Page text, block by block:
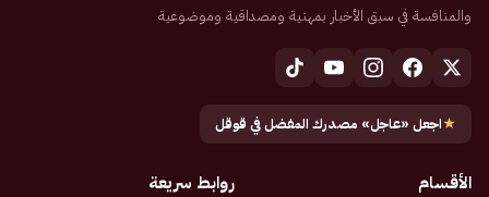
والمنافسة في سبق الأخبار بمهنية ومصداقية وموضوعية
★اجعل «عاجل» مصدرك المفضل في قوقل
الأقسام روابط سريعة